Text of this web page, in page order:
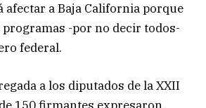
afectar a Baja California porque
-por no decir todos-
federal.
a los diputados de la XXII